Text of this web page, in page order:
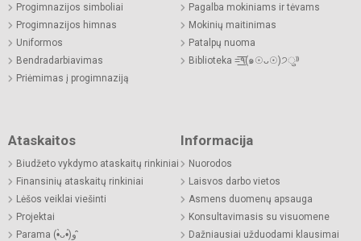
Progimnazijos simboliai
Progimnazijos himnas
Uniformos
Bendradarbiavimas
Priėmimas į progimnaziją
Pagalba mokiniams ir tėvams
Mokinių maitinimas
Patalpų nuoma
Biblioteka =͟͟͞͞٩(๑☉ᴗ☉)੭ु⁾⁾
Ataskaitos
Biudžeto vykdymo ataskaitų rinkiniai
Finansinių ataskaitų rinkiniai
Lėšos veiklai viešinti
Projektai
Parama (•̀ᴗ•́)و ̑̑
Informacija
Nuorodos
Laisvos darbo vietos
Asmens duomenų apsauga
Konsultavimasis su visuomene
Dažniausiai užduodami klausimai